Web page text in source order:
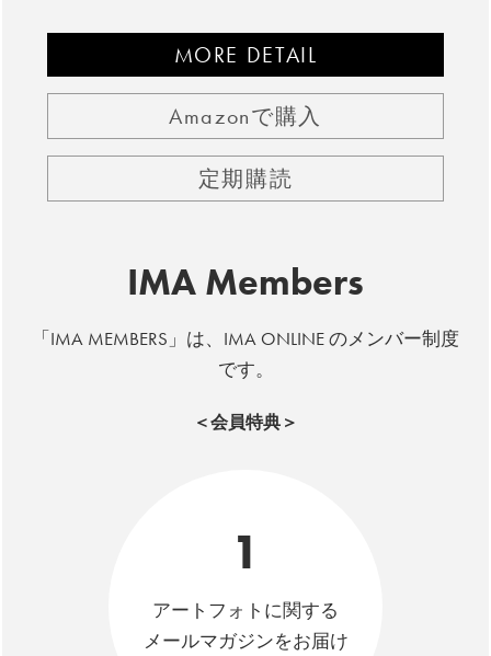
MORE DETAIL
Amazonで購入
定期購読
IMA Members
「IMA MEMBERS」は、IMA ONLINE のメンバー制度
です。
＜会員特典＞
1
アートフォトに関する
メールマガジンをお届け